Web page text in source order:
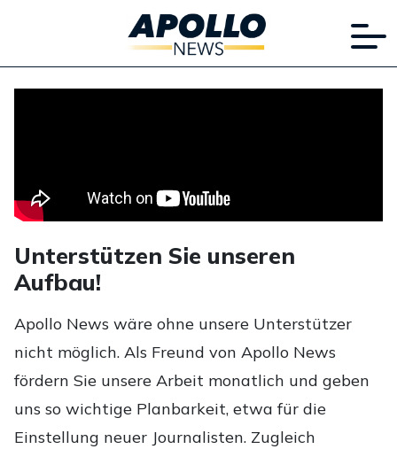
Unterstützen Sie unseren
Aufbau!
Apollo News wäre ohne unsere Unterstützer
nicht möglich. Als Freund von Apollo News
fördern Sie unsere Arbeit monatlich und geben
uns so wichtige Planbarkeit, etwa für die
Einstellung neuer Journalisten. Zugleich